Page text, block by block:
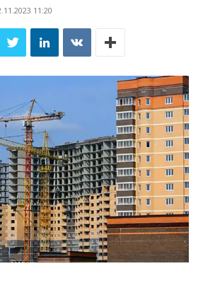
11:20